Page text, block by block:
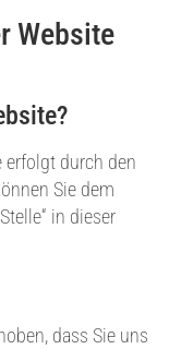
Website
erfolgt durch den
Sie dem
in dieser
dass Sie uns